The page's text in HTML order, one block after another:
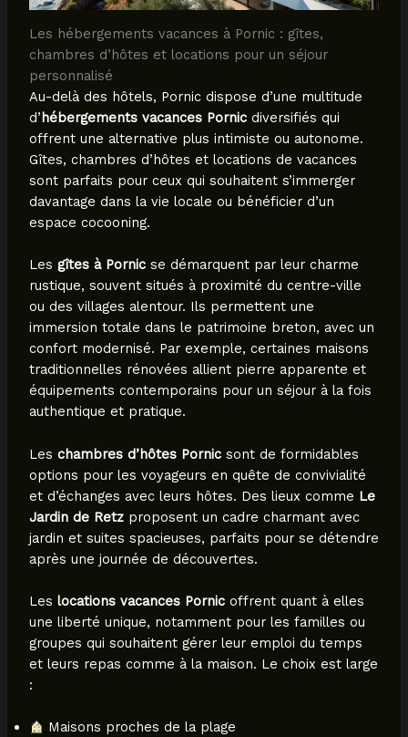
Les hébergements vacances à Pornic : gîtes,
chambres d’hôtes et locations pour un séjour
personnalisé
Au-delà des hôtels, Pornic dispose d’une multitude
d’hébergements vacances Pornicdiversifiés qui
offrent une alternative plus intimiste ou autonome.
Gîtes, chambres d’hôtes et locations de vacances
sont parfaits pour ceux qui souhaitent s’immerger
davantage dans la vie locale ou bénéficier d’un
espace cocooning.
Les gîtes à Pornicse démarquent par leur charme
rustique, souvent situés à proximité du centre-ville
ou des villages alentour. Ils permettent une
immersion totale dans le patrimoine breton, avec un
confort modernisé. Par exemple, certaines maisons
traditionnelles rénovées allient pierre apparente et
équipements contemporains pour un séjour à la fois
authentique et pratique.
Les chambres d’hôtes Pornicsont de formidables
options pour les voyageurs en quête de convivialité
et d’échanges avec leurs hôtes. Des lieux comme Le
Jardin de Retzproposent un cadre charmant avec
jardin et suites spacieuses, parfaits pour se détendre
après une journée de découvertes.
Les locations vacances Pornicoffrent quant à elles
une liberté unique, notamment pour les familles ou
groupes qui souhaitent gérer leur emploi du temps
et leurs repas comme à la maison. Le choix est large
:
Maisons proches de la plage